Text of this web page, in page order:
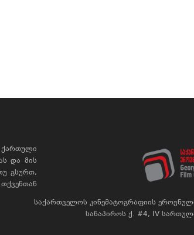
ქართული
და მის
გსურთ,
საქართველოს კინემატოგრაფიის
სანაპიროს ქ. #4, IV